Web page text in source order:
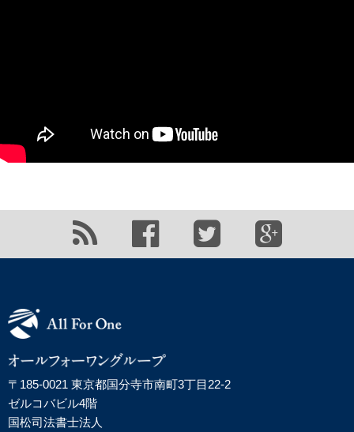
〒185-0021 東京都国分寺市南町3丁目22-2
ゼルコバビル4階
国松司法書士法人